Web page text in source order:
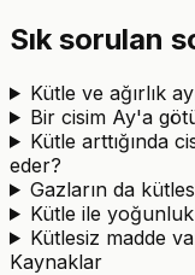
Sık sorulan
Kütle ve ağırlık
Bir cisim Ay'a
Kütle arttığında
eder?
Gazların da
Kütle ile
Kütlesiz madde
Kaynaklar